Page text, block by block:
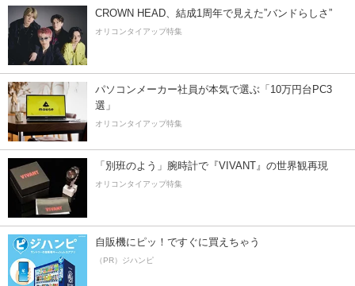
CROWN HEAD、結成1周年で見えた”バンドらしさ”
オリコンタイアップ特集
パソコンメーカー社員が本気で選ぶ「10万円台PC3
選」
オリコンタイアップ特集
「別班のよう」腕時計で『VIVANT』の世界観再現
オリコンタイアップ特集
自販機にピッ！ですぐに買えちゃう
（PR）ジハンピ